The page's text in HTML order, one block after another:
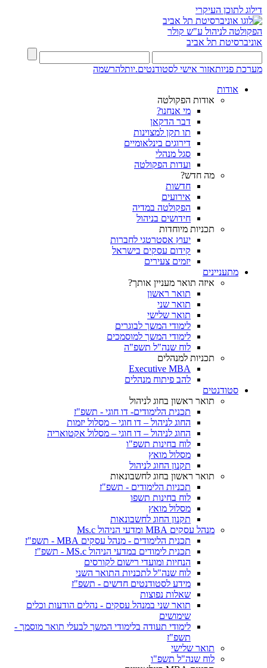
דילוג לתוכן העיקרי
הפקולטה לניהול ע"ש קולר
אוניברסיטת תל אביב
מערכת פניותאזור אישי לסטודנטים.יותלהרשמה
אודות
אודות הפקולטה
מי אנחנו?
דבר הדקאן
תו תקן למצוינות
דירוגים בינלאומיים
סגל מנהלי
ועדות הפקולטה
מה חדש?
חדשות
אירועים
הפקולטה במדיה
חידושים בניהול
תכניות מיוחדות
יעוץ אסטרטגי לחברות
קידום עסקים בישראל
יזמים צעירים
מתעניינים
איזה תואר מעניין אותך?
תואר ראשון
תואר שני
תואר שלישי
לימודי המשך לבוגרים
לימודי המשך למוסמכים
לוח שנה"ל תשפ"ה
תכניות למנהלים
Executive MBA
להב פיתוח מנהלים
סטודנטים
תואר ראשון בחוג לניהול
תכנית הלימודים- דו חוגי - תשפ"ז
החוג לניהול – דו חוגי – מסלול יזמות
החוג לניהול – דו חוגי – מסלול אקטואריה
לוח בחינות תשפ"ו
מסלול מואץ
תקנון החוג לניהול
תואר ראשון בחוג לחשבונאות
תכניות הלימודים - תשפ"ז
לוח בחינות תשפו
מסלול מואץ
תקנון החוג לחשבונאות
מנהל עסקים MBA ומדעי הניהול Ms.c
תכנית הלימודים - מנהל עסקים MBA - תשפ"ז
תכנית לימודים במדעי הניהול MS.c - תשפ"ז
הנחיות ומועדי רישום לקורסים
לוח שנה"ל לתכניות התואר השני
מידע לסטודנטים חדשים - תשפ"ז
שאלות נפוצות
תואר שני במנהל עסקים - נהלים הודעות וכלים
שימושים
לימודי תעודה בלימודי המשך לבעלי תואר מוסמך -
תשפ"ז
תואר שלישי
לוח שנה"ל תשפ"ו